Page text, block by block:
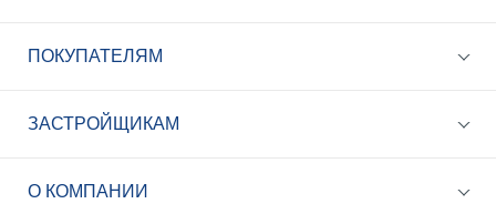
+7 (495) 785-56-17
ПОКУПАТЕЛЯМ
ЗАСТРОЙЩИКАМ
О КОМПАНИИ